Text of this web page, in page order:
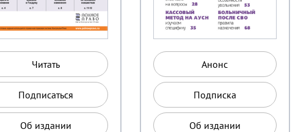
Читать
Подписаться
Об издании
Анонс
Подписка
Об издании